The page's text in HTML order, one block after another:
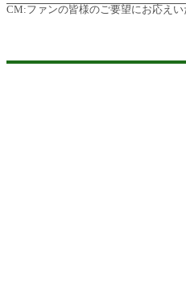
CM:ファンの皆様のご要望にお応え